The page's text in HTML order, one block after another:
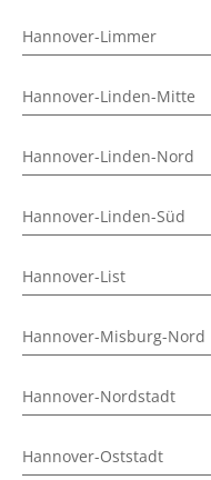
Hannover-Limmer
Hannover-Linden-Mitte
Hannover-Linden-Nord
Hannover-Linden-Süd
Hannover-List
Hannover-Misburg-Nord
Hannover-Nordstadt
Hannover-Oststadt